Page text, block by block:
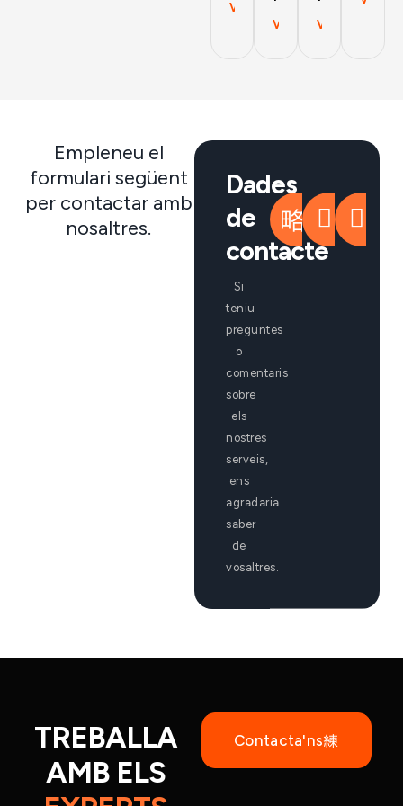
Veure projecte
Veure projecte
Veure
Empleneu el
formulari següent
per contactar amb
nosaltres.
Dades
de
contacte
Si
teniu
preguntes
o
comentaris
sobre
els
nostres
serveis,
ens
agradaria
saber
de
vosaltres.
TELÈFON
+34
660 75
TREBALLA
AMB ELS
Contacta'ns